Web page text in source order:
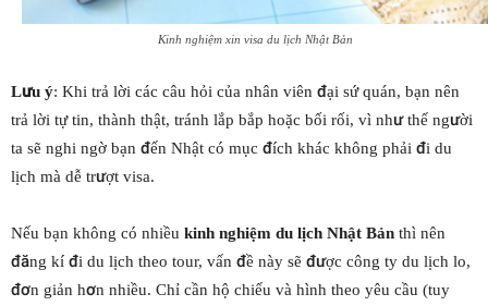
Kinh nghiệm xin visa du lịch Nhật Bản
Lưu ý: Khi trả lời các câu hỏi của nhân viên đại sứ quán, bạn nên
trả lời tự tin, thành thật, tránh lắp bắp hoặc bối rối, vì như thế người
ta sẽ nghi ngờ bạn đến Nhật có mục đích khác không phải đi du
lịch mà dễ trượt visa.
Nếu bạn không có nhiều kinh nghiệm du lịch Nhật Bản thì nên
đăng kí đi du lịch theo tour, vấn đề này sẽ được công ty du lịch lo,
đơn giản hơn nhiều. Chỉ cần hộ chiếu và hình theo yêu cầu (tuy